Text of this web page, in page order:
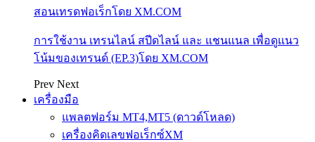
สอนเทรดฟอเร็กโดย XM.COM
การใช้งาน เทรนไลน์ สปีดไลน์ และ แชนแนล เพื่อดูแนว
โน้มของเทรนด์ (EP.3)โดย XM.COM
Prev Next
เครื่องมือ
แพลตฟอร์ม MT4,MT5 (ดาวด์โหลด)
เครื่องคิดเลขฟอเร็กซ์XM